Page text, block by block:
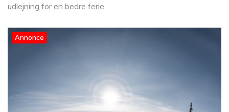
udlejning for en bedre ferie
Annonce